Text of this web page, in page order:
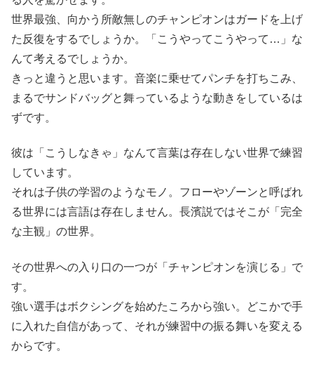
世界最強、向かう所敵無しのチャンピオンはガードを上げ
た反復をするでしょうか。「こうやってこうやって…」な
んて考えるでしょうか。
きっと違うと思います。音楽に乗せてパンチを打ちこみ、
まるでサンドバッグと舞っているような動きをしているは
ずです。
彼は「こうしなきゃ」なんて言葉は存在しない世界で練習
しています。
それは子供の学習のようなモノ。フローやゾーンと呼ばれ
る世界には言語は存在しません。長濱説ではそこが「完全
な主観」の世界。
その世界への入り口の一つが「チャンピオンを演じる」で
す。
強い選手はボクシングを始めたころから強い。どこかで手
に入れた自信があって、それが練習中の振る舞いを変える
からです。